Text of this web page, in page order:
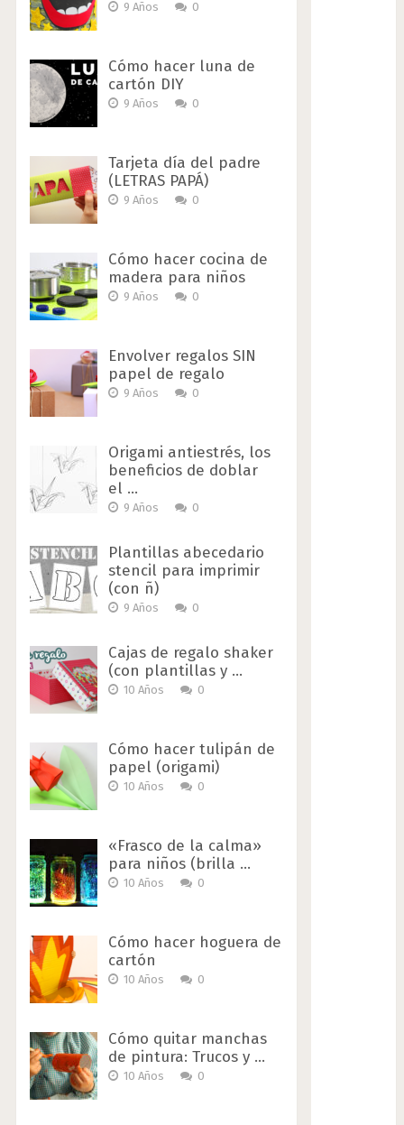
9 Años 0
Cómo hacer luna de
cartón DIY
9 Años 0
Tarjeta día del padre
(LETRAS PAPÁ)
9 Años 0
Cómo hacer cocina de
madera para niños
9 Años 0
Envolver regalos SIN
papel de regalo
9 Años 0
Origami antiestrés, los
beneficios de doblar
el …
9 Años 0
Plantillas abecedario
stencil para imprimir
(con ñ)
9 Años 0
Cajas de regalo shaker
(con plantillas y …
10 Años 0
Cómo hacer tulipán de
papel (origami)
10 Años 0
«Frasco de la calma»
para niños (brilla …
10 Años 0
Cómo hacer hoguera de
cartón
10 Años 0
Cómo quitar manchas
de pintura: Trucos y …
10 Años 0